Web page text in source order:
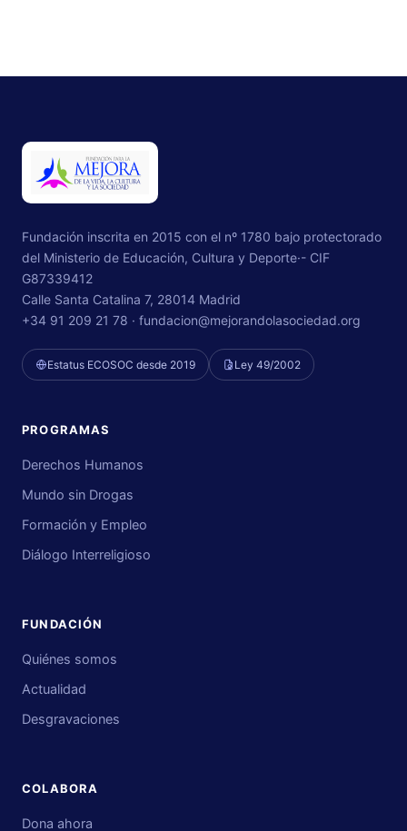
Fundación inscrita en 2015 con el nº 1780 bajo protectorado
del Ministerio de Educación, Cultura y Deporte·- CIF
G87339412
Calle Santa Catalina 7, 28014 Madrid
+34 91 209 21 78 · fundacion@mejorandolasociedad.org
Estatus ECOSOC desde 2019 Ley 49/2002
PROGRAMAS
Derechos Humanos
Mundo sin Drogas
Formación y Empleo
Diálogo Interreligioso
FUNDACIÓN
Quiénes somos
Actualidad
Desgravaciones
COLABORA
Dona ahora